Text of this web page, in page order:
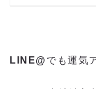
LINE@ でも運気